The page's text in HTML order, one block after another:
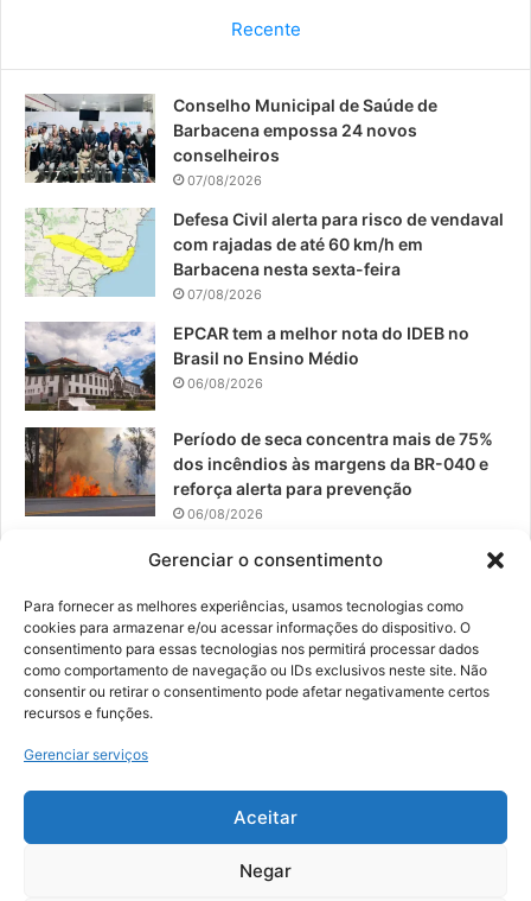
Gerenciar o consentimento
Para fornecer as melhores experiências, usamos tecnologias como
cookies para armazenar e/ou acessar informações do dispositivo. O
consentimento para essas tecnologias nos permitirá processar dados
como comportamento de navegação ou IDs exclusivos neste site. Não
consentir ou retirar o consentimento pode afetar negativamente certos
recursos e funções.
Gerenciar serviços
Aceitar
Negar
b
o
k
u
b
a
a
Recente
Conselho Municipal de Saúde de
Barbacena empossa 24 novos
conselheiros
07/08/2026
Defesa Civil alerta para risco de vendaval
com rajadas de até 60 km/h em
Barbacena nesta sexta-feira
07/08/2026
EPCAR tem a melhor nota do IDEB no
Brasil no Ensino Médio
06/08/2026
Período de seca concentra mais de 75%
dos incêndios às margens da BR-040 e
reforça alerta para prevenção
06/08/2026
Saúde divulga Estratégia de
jovens e público geral em Barbacena
06/08/2026
© 2026, Todos os direitos reservados | Desenvolvido por:
Digital Business| Hospedado por:NP Publicidade
Fale Conosco
Sobre Nós
Política de Segurança e Privacidade